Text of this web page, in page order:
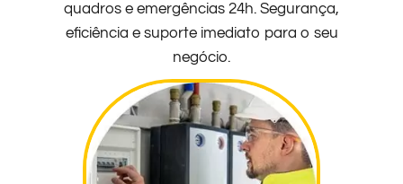
quadros e emergências 24h. Segurança,
eficiência e suporte imediato para o seu
negócio.